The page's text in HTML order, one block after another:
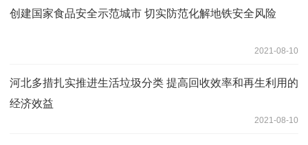
创建国家食品安全示范城市 切实防范化解地铁安全风险
2021-08-10
河北多措扎实推进生活垃圾分类 提高回收效率和再生利用的
经济效益
2021-08-10